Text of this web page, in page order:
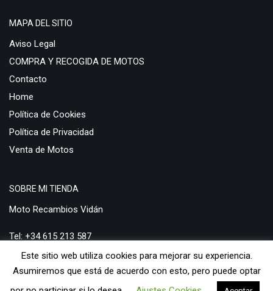
MAPA DEL SITIO
Aviso Legal
COMPRA Y RECOGIDA DE MOTOS
Contacto
Home
Política de Cookies
Política de Privacidad
Venta de Motos
SOBRE MI TIENDA
Moto Recambios Vidán
Tel: +34 615 213 587
pedidosweb@desguacedemotos.info
Este sitio web utiliza cookies para mejorar su experiencia.
Asumiremos que está de acuerdo con esto, pero puede optar